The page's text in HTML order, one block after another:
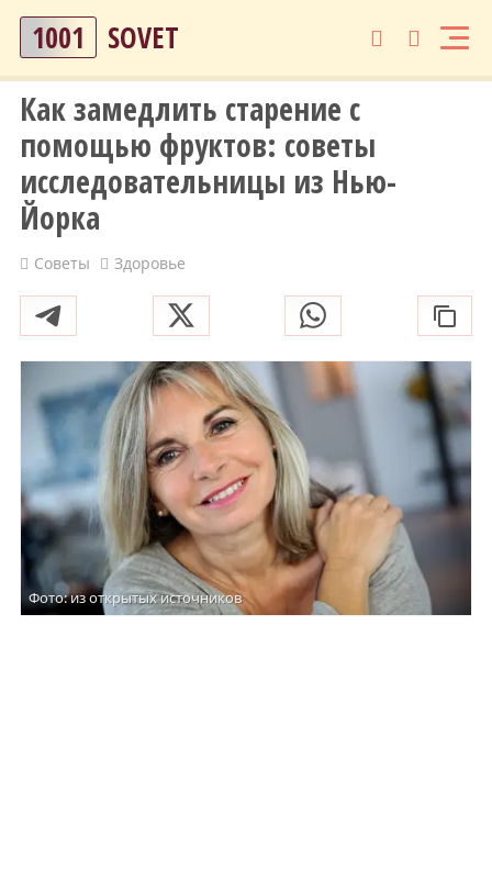
1001 SOVET
Как замедлить старение с
помощью фруктов: советы
исследовательницы из Нью-
Йорка
Советы Здоровье
Фото: из открытых источников